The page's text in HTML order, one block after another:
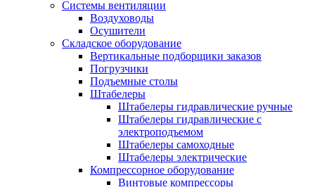
Системы вентиляции
Воздуховоды
Осушители
Складское оборудование
Вертикальные подборщики заказов
Погрузчики
Подъемные столы
Штабелеры
Штабелеры гидравлические ручные
Штабелеры гидравлические с
электроподъемом
Штабелеры самоходные
Штабелеры электрические
Компрессорное оборудование
Винтовые компрессоры